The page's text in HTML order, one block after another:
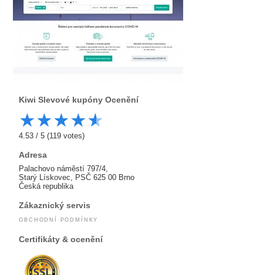
Kiwi Slevové kupóny Ocenění
★★★★★
4.53/5 (119 votes)
Adresa
Palachovo náměstí 797/4,
Starý Lískovec, PSČ 625 00 Brno
Česká republika
Zákaznický servis
OBCHODNÍ PODMÍNKY
Certifikáty & ocenění